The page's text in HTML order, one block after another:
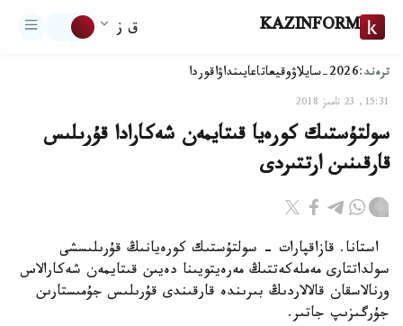
KAZINFORM ق ز
ترەند:2026-سايلاۋ وقيعاتاعايىنداۋاقوردا
15:31, 23 تامىز 2018
سولتۇستىك كورەيا قىتايمەن شەكارادا قۇرىلىس
قارقىنىن ارتتىردى
استانا. قازاقپارات - سولتۇستىك كورەيانىڭ قۇرىلىسشى
سولداتتارى مەملەكەتتىڭ مەرەيتويىنا دەيىن قىتايمەن شەكارالاس
ورنالاسقان قالالاردىڭ بىرىندە قارقىندى قۇرىلىس جۇمىستارىن
جۇرگىزىپ جاتىر.